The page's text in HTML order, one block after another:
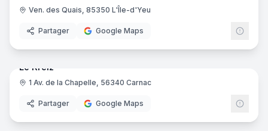
Ven. des Quais, 85350 L'Île-d'Yeu
Partager Google Maps
Le Kreiz
1 Av. de la Chapelle, 56340 Carnac
Partager Google Maps
10